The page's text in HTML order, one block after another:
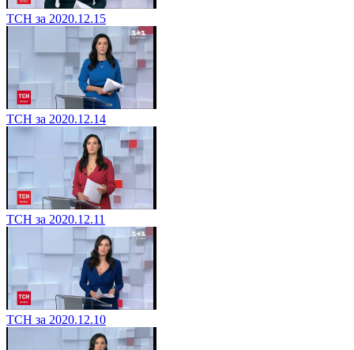
ТСН за 2020.12.15
ТСН за 2020.12.14
ТСН за 2020.12.11
ТСН за 2020.12.10